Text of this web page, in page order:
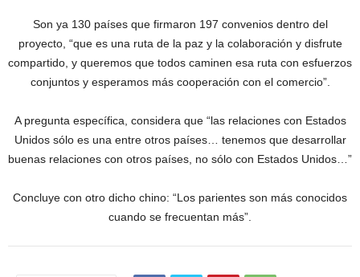
Son ya 130 países que firmaron 197 convenios dentro del
proyecto, “que es una ruta de la paz y la colaboración y disfrute
compartido, y queremos que todos caminen esa ruta con esfuerzos
conjuntos y esperamos más cooperación con el comercio”.
A pregunta específica, considera que “las relaciones con Estados
Unidos sólo es una entre otros países… tenemos que desarrollar
buenas relaciones con otros países, no sólo con Estados Unidos…”
Concluye con otro dicho chino: “Los parientes son más conocidos
cuando se frecuentan más”.